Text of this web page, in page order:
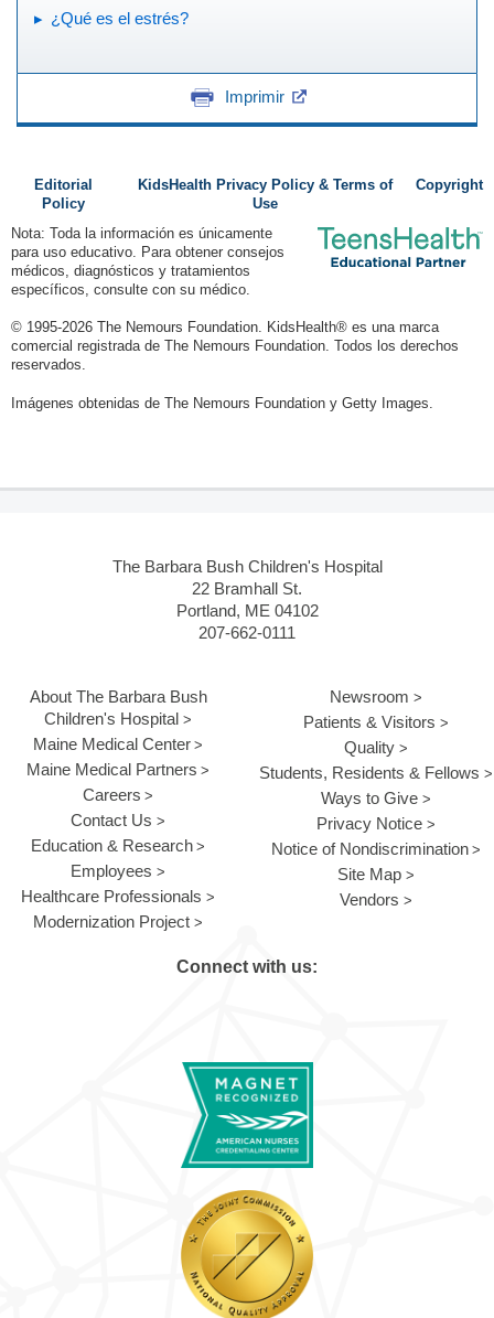
¿Qué es el estrés?
Imprimir
Editorial
Policy
KidsHealth Privacy Policy & Terms of
Use
Copyright
Nota: Toda la información es únicamente
para uso educativo. Para obtener consejos
médicos, diagnósticos y tratamientos
específicos, consulte con su médico.
© 1995-2026 The Nemours Foundation. KidsHealth® es una marca
comercial registrada de The Nemours Foundation. Todos los derechos
reservados.
Imágenes obtenidas de The Nemours Foundation y Getty Images.
The Barbara Bush Children's Hospital
22 Bramhall St.
Portland, ME 04102
207-662-0111
About The Barbara Bush
Children's Hospital
Maine Medical Center
Maine Medical Partners
Careers
Contact Us
Education & Research
Employees
Healthcare Professionals
Modernization Project
Newsroom
Patients & Visitors
Quality
Students, Residents & Fellows
Ways to Give
Privacy Notice
Notice of Nondiscrimination
Site Map
Vendors
Connect with us: